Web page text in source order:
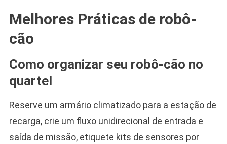
Melhores Práticas de robô-
cão
Como organizar seu robô-cão no
quartel
Reserve um armário climatizado para a estação de
recarga, crie um fluxo unidirecional de entrada e
saída de missão, etiquete kits de sensores por